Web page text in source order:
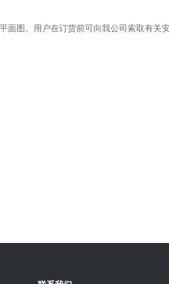
面图。用户在订货前可向我公司索取有关安